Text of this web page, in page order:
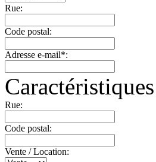
Rue:
Code postal:
Adresse e-mail*:
Rue:
Code postal:
Vente / Location: